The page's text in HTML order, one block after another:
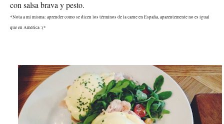
con salsa brava y pesto.
*Nota a mí misma: aprender como se dicen los términos de la carne en España, aparentemente no es igual
que en América :(*